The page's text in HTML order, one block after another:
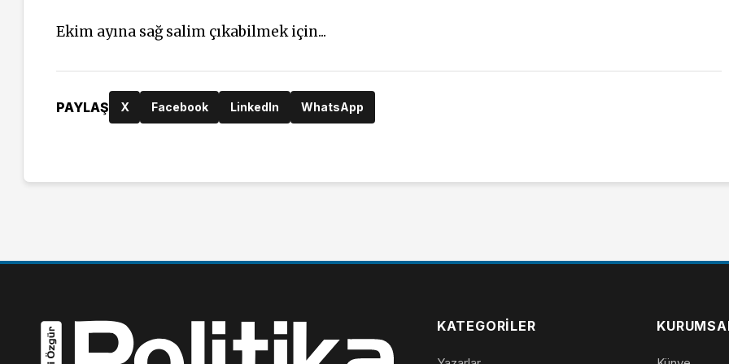
Ekim ayına sağ salim çıkabilmek için...
PAYLAŞ X Facebook LinkedIn WhatsApp
KATEGORILER